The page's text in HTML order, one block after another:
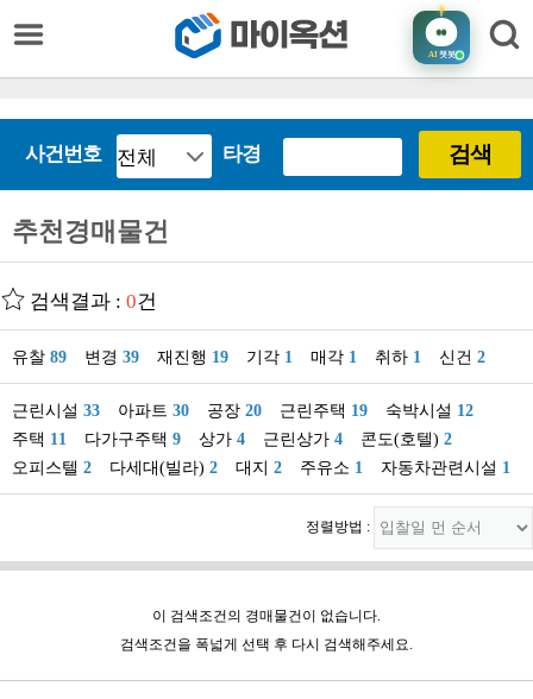
AI챗봇
사건번호 타경 검색
추천경매물건
검색결과 : 0건
유찰 89 변경 39 재진행 19 기각 1 매각 1 취하 1 신건 2
근린시설 33 아파트 30 공장 20 근린주택 19 숙박시설 12
주택 11 다가구주택 9 상가 4 근린상가 4 콘도(호텔) 2
오피스텔 2 다세대(빌라) 2 대지 2 주유소 1 자동차관련시설 1
정렬방법 :
이 검색조건의 경매물건이 없습니다.
검색조건을 폭넓게 선택 후 다시 검색해주세요.